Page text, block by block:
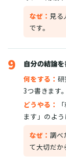
なぜ： 見る
です。
9
自分の結論を
何をする：
3つ書きます。
どうやる：
ます」のよ
なぜ： 調べ
て大切だか